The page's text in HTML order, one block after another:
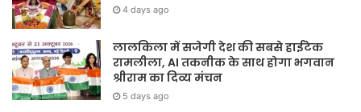
4 days ago
लालकिला में सजेगी देश की सबसे हाईटेक
रामलीला, AI तकनीक के साथ होगा भगवान
श्रीराम का दिव्य मंचन
5 days ago